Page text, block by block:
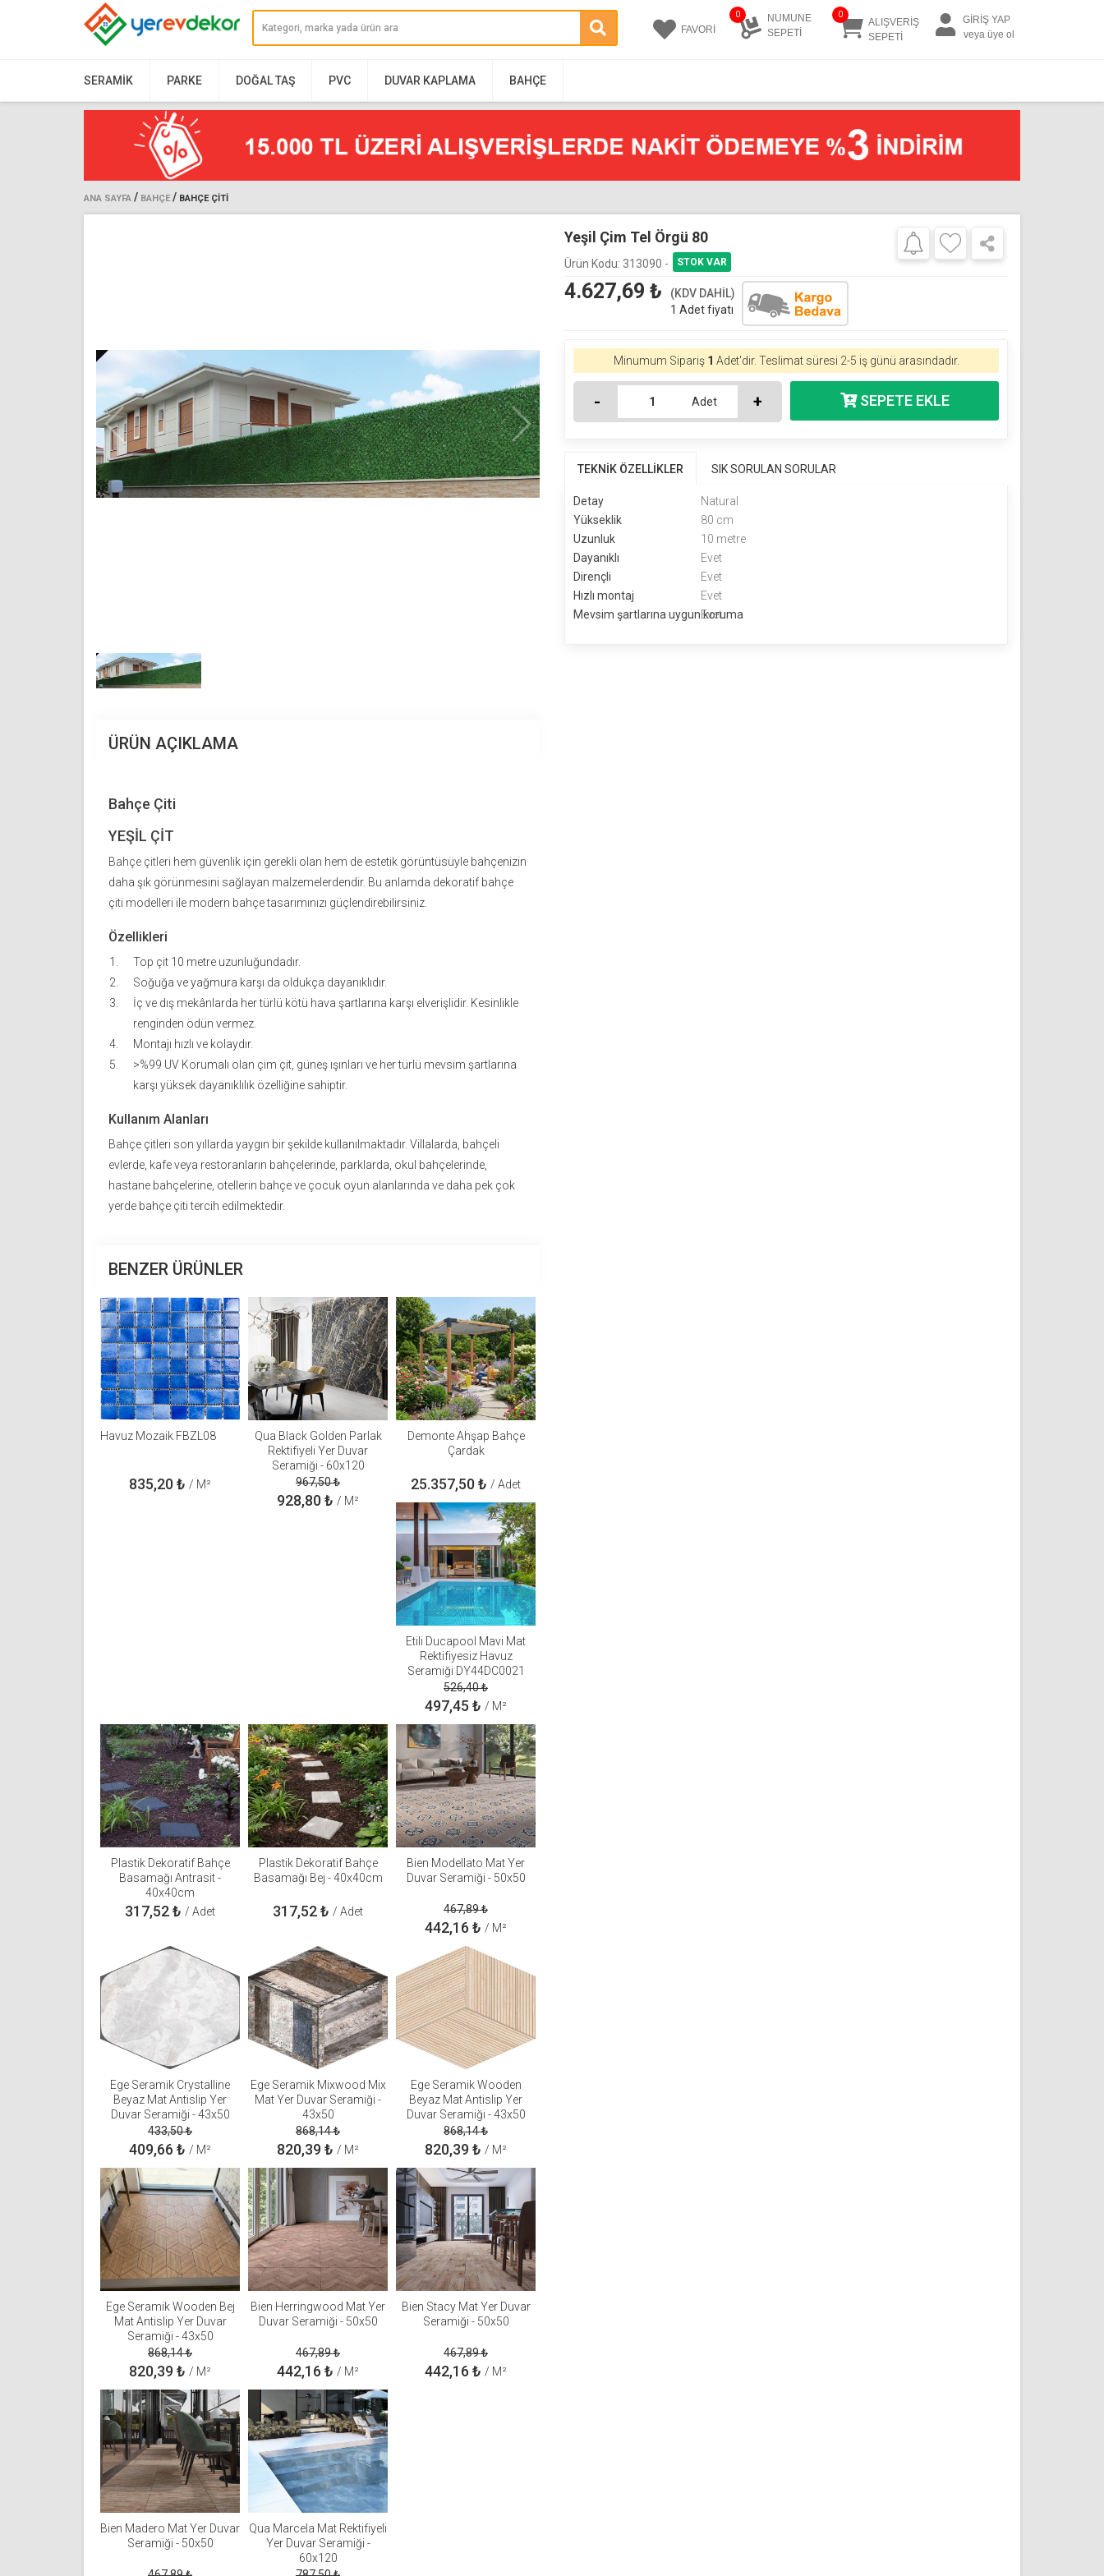
FAVORİ
0
NUMUNE
SEPETİ
0
ALIŞVERİŞ
SEPETİ
GİRİŞ YAP
veya üye ol
SERAMIK PARKE DOĞAL TAŞ PVC DUVAR KAPLAMA BAHÇE
ANA SAYFA / BAHÇE / BAHÇE ÇITI
ÜRÜN AÇIKLAMA
Bahçe Çiti
YEŞİL ÇİT
Bahçe çitleri hem güvenlik için gerekli olan hem de estetik görüntüsüyle bahçenizin
daha şık görünmesini sağlayan malzemelerdendir. Bu anlamda dekoratif bahçe
çiti modelleri ile modern bahçe tasarımınızı güçlendirebilirsiniz.
Özellikleri
Top çit 10 metre uzunluğundadır.
Soğuğa ve yağmura karşı da oldukça dayanıklıdır.
İç ve dış mekânlarda her türlü kötü hava şartlarına karşı elverişlidir. Kesinlikle
renginden ödün vermez.
Montajı hızlı ve kolaydır.
>%99 UV Korumalı olan çim çit, güneş ışınları ve her türlü mevsim şartlarına
karşı yüksek dayanıklılık özelliğine sahiptir.
Kullanım Alanları
Bahçe çitleri son yıllarda yaygın bir şekilde kullanılmaktadır. Villalarda, bahçeli
evlerde, kafe veya restoranların bahçelerinde, parklarda, okul bahçelerinde,
hastane bahçelerine, otellerin bahçe ve çocuk oyun alanlarında ve daha pek çok
yerde bahçe çiti tercih edilmektedir.
BENZER ÜRÜNLER
Havuz Mozaik FBZL08
835,20₺ / M²
Qua Black Golden Parlak
Rektifiyeli Yer Duvar
Seramiği - 60x120
967,50₺
928,80₺ / M²
Demonte Ahşap Bahçe
Çardak
25.357,50₺ / Adet
Etili Ducapool Mavi Mat
Rektifiyesiz Havuz
Seramiği DY44DC0021
45x45
526,40₺
497,45 ₺ / M²
Plastik Dekoratif Bahçe
Basamağı Antrasit -
40x40cm
317,52₺ / Adet
Plastik Dekoratif Bahçe
Basamağı Bej - 40x40cm
317,52₺ / Adet
Bien Modellato Mat Yer
Duvar Seramiği - 50x50
467,89₺
442,16 ₺ / M²
Ege Seramik Crystalline
Beyaz Mat Antislip Yer
Duvar Seramiği - 43x50
433,50₺
409,66 ₺ / M²
Ege Seramik Mixwood Mix
Mat Yer Duvar Seramiği -
43x50
868,14₺
820,39₺ / M²
Ege Seramik Wooden
Beyaz Mat Antislip Yer
Duvar Seramiği - 43x50
868,14₺
820,39₺ / M²
Ege Seramik Wooden Bej
Mat Antislip Yer Duvar
Seramiği - 43x50
868,14₺
820,39₺ / M²
Bien Herringwood Mat Yer
Duvar Seramiği - 50x50
467,89₺
442,16 ₺ / M²
Bien Stacy Mat Yer Duvar
Seramiği - 50x50
467,89₺
442,16 ₺ / M²
Bien Madero Mat Yer Duvar
Seramiği - 50x50
Qua Marcela Mat Rektifiyeli
Yer Duvar Seramiği -
60x120
Yeşil Çim Tel Örgü 80
Ürün Kodu: 313090 -
4.627,69 ₺
(KDV DAHİL)
1 Adet fiyatı
Minumum Sipariş 1 Adet'dir. Teslimat süresi 2-5 iş günü arasındadır.
- Adet +
TEKNİK ÖZELLİKLER SIK SORULAN SORULAR
Detay
Natural
Yükseklik
80 cm
Uzunluk
10 metre
Dayanıklı
Evet
Dirençli
Evet
Hızlı montaj
Evet
Mevsim şartlarına uygun koruma
Evet